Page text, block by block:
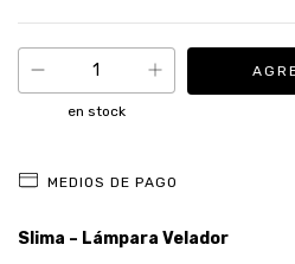
en stock
MEDIOS DE PAGO
Slima – Lámpara Velador